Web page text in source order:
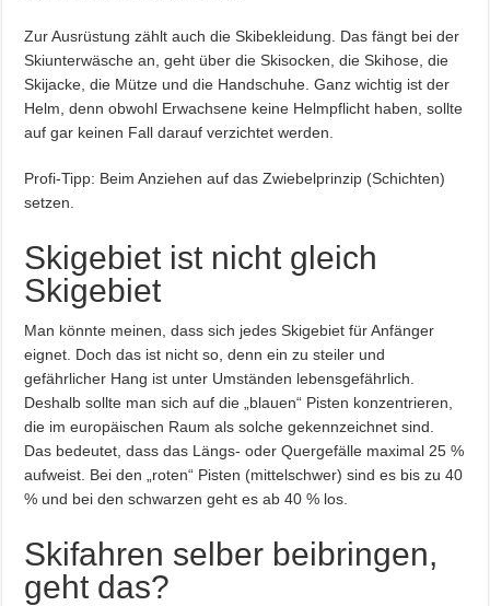
Zur Ausrüstung zählt auch die Skibekleidung. Das fängt bei der
Skiunterwäsche an, geht über die Skisocken, die Skihose, die
Skijacke, die Mütze und die Handschuhe. Ganz wichtig ist der
Helm, denn obwohl Erwachsene keine Helmpflicht haben, sollte
auf gar keinen Fall darauf verzichtet werden.
Profi-Tipp: Beim Anziehen auf das Zwiebelprinzip (Schichten)
setzen.
Skigebiet ist nicht gleich
Skigebiet
Man könnte meinen, dass sich jedes Skigebiet für Anfänger
eignet. Doch das ist nicht so, denn ein zu steiler und
gefährlicher Hang ist unter Umständen lebensgefährlich.
Deshalb sollte man sich auf die „blauen“ Pisten konzentrieren,
die im europäischen Raum als solche gekennzeichnet sind.
Das bedeutet, dass das Längs- oder Quergefälle maximal 25 %
aufweist. Bei den „roten“ Pisten (mittelschwer) sind es bis zu 40
% und bei den schwarzen geht es ab 40 % los.
Skifahren selber beibringen,
geht das?